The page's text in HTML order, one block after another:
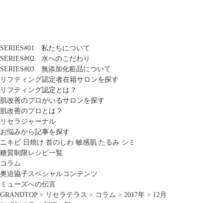
SERIES#01 私たちについて
SERIES#02 水へのこだわり
SERIES#03 無添加化粧品について
リフティング認定者在籍サロンを探す
リフティング認定とは？
肌改善のプロがいるサロンを探す
肌改善のプロとは？
リセラジャーナル
お悩みから記事を探す
ニキビ 日焼け 首のしわ 敏感肌 たるみ シミ
糖質制限レシピ一覧
コラム
奥迫協子スペシャルコンテンツ
ミューズへの伝言
GRANDTOP> リセラテラス > コラム > 2017年 > 12月